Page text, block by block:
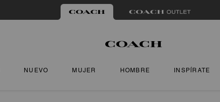
NUEVO MUJER HOMBRE INSPÍRATE